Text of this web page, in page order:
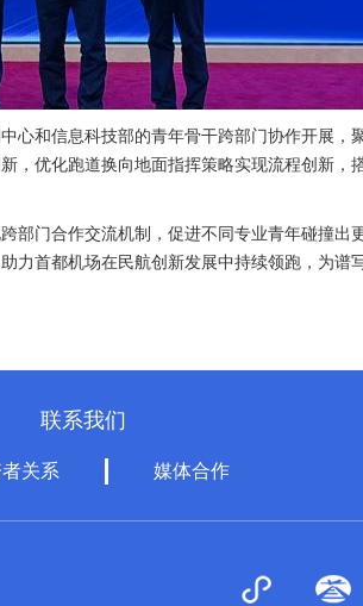
心和信息科技部的青年骨干跨部门协作开展，
，优化跑道换向地面指挥策略实现流程创新，
部门合作交流机制，促进不同专业青年碰撞出
力首都机场在民航创新发展中持续领跑，为谱
联系我们
关系 媒体合作